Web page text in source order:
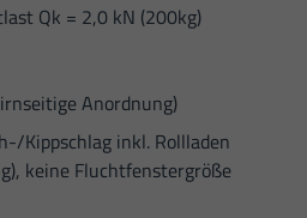
Qk = 2,0 kN (200kg)
Anordnung)
Kippschlag inkl. Rollladen
keine Fluchtfenstergröße